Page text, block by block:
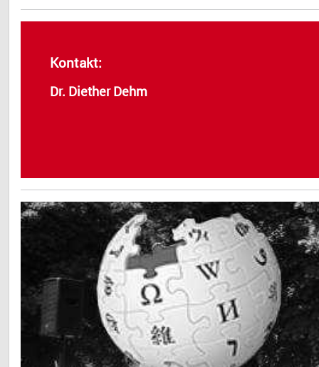
Kontakt:
Dr. Diether Dehm